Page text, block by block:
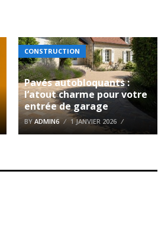
CONSTRUCTION
Pavés autobloquants :
l’atout charme pour votre
entrée de garage
BY ADMIN6 1 JANVIER 2026